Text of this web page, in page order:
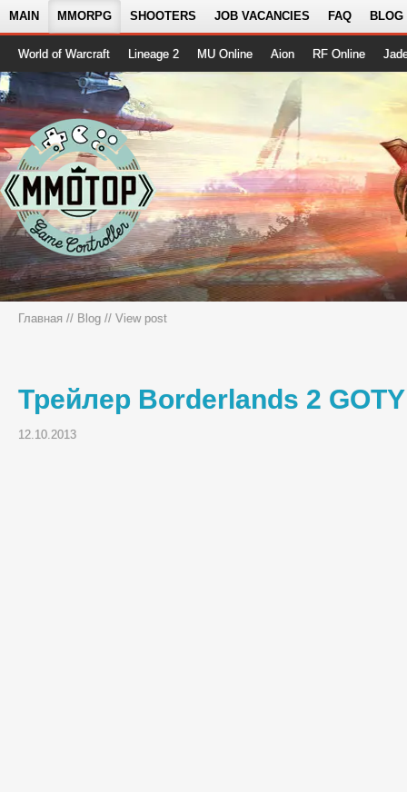
MAIN MMORPG SHOOTERS JOB VACANCIES FAQ BLOG
World of Warcraft Lineage 2 MU Online Aion RF Online
Главная // Blog // View post
Трейлер Borderlands 2
12.10.2013